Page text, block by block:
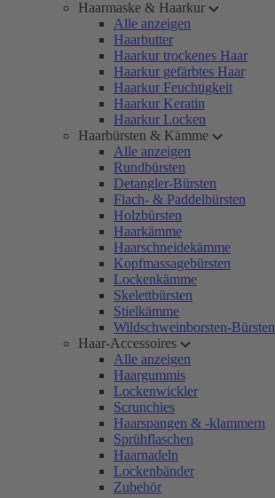
Haarmaske & Haarkur
Alle anzeigen
Haarbutter
Haarkur trockenes Haar
Haarkur gefärbtes Haar
Haarkur Feuchtigkeit
Haarkur Keratin
Haarkur Locken
Haarbürsten & Kämme
Alle anzeigen
Rundbürsten
Detangler-Bürsten
Flach- & Paddelbürsten
Holzbürsten
Haarkämme
Haarschneidekämme
Kopfmassagebürsten
Lockenkämme
Skelettbürsten
Stielkämme
Wildschweinborsten-Bürsten
Haar-Accessoires
Alle anzeigen
Haargummis
Lockenwickler
Scrunchies
Haarspangen & -klammern
Sprühflaschen
Haarnadeln
Lockenbänder
Zubehör